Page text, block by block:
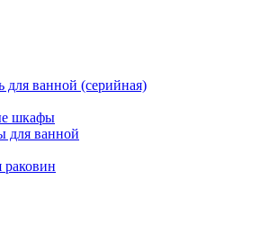
для ванной (серийная)
шкафы
для ванной